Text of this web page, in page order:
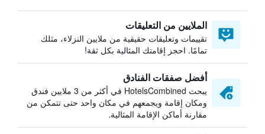
الملايين من التعليقات
تقييمات وتعليقات حقيقية من ملايين النزلاء، مثلك
تمامًا. احجز إقامتك المثالية بكل ثقة!
أفضل صفقات الفنادق
يبحث HotelsCombined في أكثر من 3 ملايين فندق
ومكان إقامة ويجمعهم في مكان واحد حتى تتمكن من
مقارنة أماكن الإقامة المثالية.